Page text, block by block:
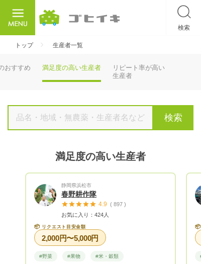
検索
トップ 生産者一覧
おすすめ 満足度の高い生産者
リピート率が高い
生産者
検索
満足度の高い生産者
静岡県浜松市
春野耕作隊
4.9 ( 897 )
お気に入り：424人
📦 リクエスト目安金額
2,000円〜5,000円
#野菜 #果物 #米・穀類
📦